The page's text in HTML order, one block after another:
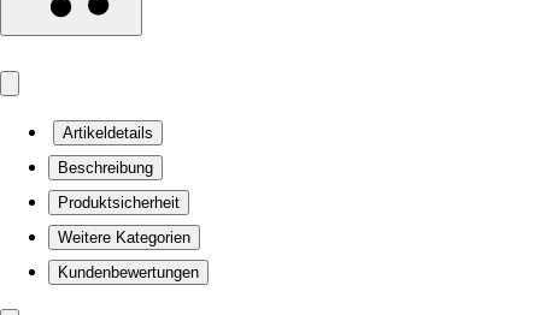
Artikeldetails
Beschreibung
Produktsicherheit
Weitere Kategorien
Kundenbewertungen